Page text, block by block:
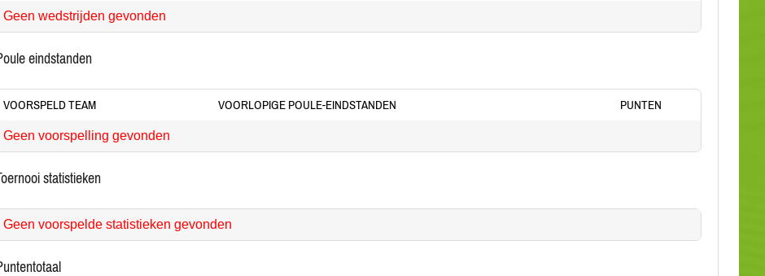
Geen wedstrijden gevonden
poule eindstanden
VOORSPELD TEAM VOORLOPIGE POULE-EINDSTANDEN PUNTEN
Geen voorspelling gevonden
toernooi statistieken
Geen voorspelde statistieken gevonden
puntentotaal